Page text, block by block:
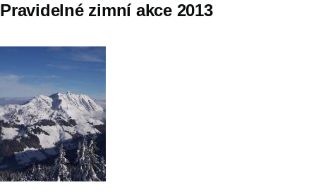
Pravidelné zimní akce 2013